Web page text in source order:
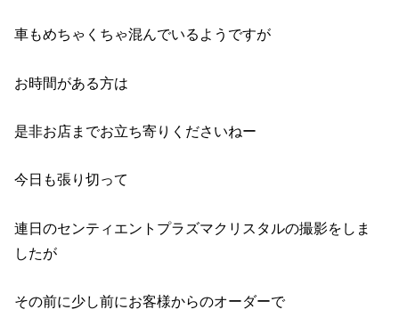
車もめちゃくちゃ混んでいるようですが
お時間がある方は
是非お店までお立ち寄りくださいねー
今日も張り切って
連日のセンティエントプラズマクリスタルの撮影をしま
したが
その前に少し前にお客様からのオーダーで